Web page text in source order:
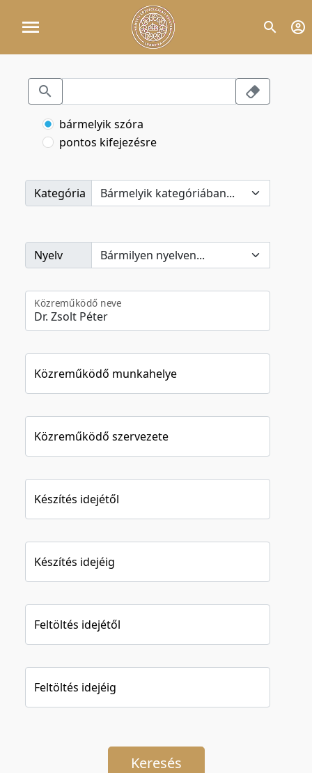
bármelyik szóra
pontos kifejezésre
Kategória
Nyelv
Közreműködő neve
Közreműködő munkahelye
Közreműködő szervezete
Készítés idejétől
Készítés idejéig
Feltöltés idejétől
Feltöltés idejéig
Keresés